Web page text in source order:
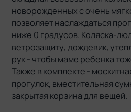
новорожденных с очень
позволяет наслаждаться
ниже 0 градусов. Коляска-
ветрозащиту, дождевик,
рук - чтобы маме ребенка
Также в комплекте -
прогулок, вместительная
закрытая корзина для вещей.